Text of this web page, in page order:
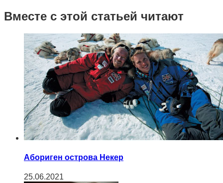
Вместе с этой статьей читают
Абориген острова Некер
25.06.2021